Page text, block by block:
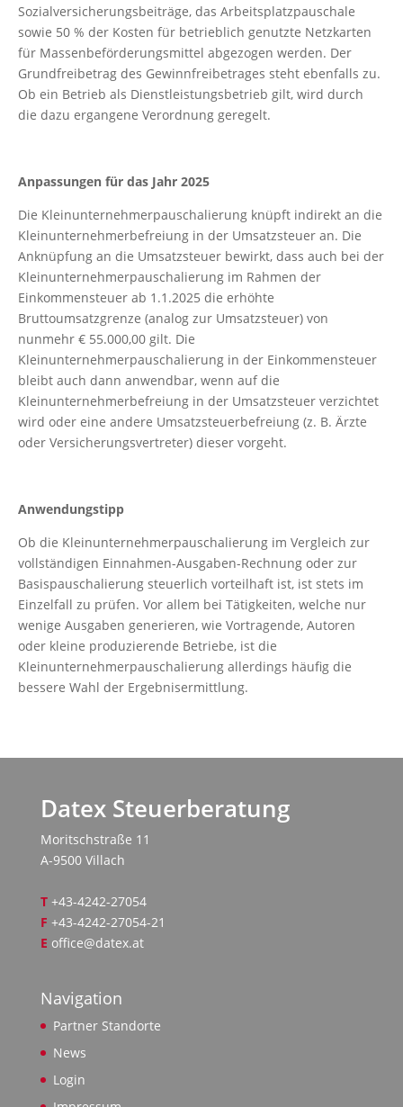
Sozialversicherungsbeiträge, das Arbeitsplatzpauschale
sowie 50 % der Kosten für betrieblich genutzte Netzkarten
für Massenbeförderungsmittel abgezogen werden. Der
Grundfreibetrag des Gewinnfreibetrages steht ebenfalls zu.
Ob ein Betrieb als Dienstleistungsbetrieb gilt, wird durch
die dazu ergangene Verordnung geregelt.
Anpassungen für das Jahr 2025
Die Kleinunternehmerpauschalierung knüpft indirekt an die
Kleinunternehmerbefreiung in der Umsatzsteuer an. Die
Anknüpfung an die Umsatzsteuer bewirkt, dass auch bei der
Kleinunternehmerpauschalierung im Rahmen der
Einkommensteuer ab 1.1.2025 die erhöhte
Bruttoumsatzgrenze (analog zur Umsatzsteuer) von
nunmehr € 55.000,00 gilt. Die
Kleinunternehmerpauschalierung in der Einkommensteuer
bleibt auch dann anwendbar, wenn auf die
Kleinunternehmerbefreiung in der Umsatzsteuer verzichtet
wird oder eine andere Umsatzsteuerbefreiung (z. B. Ärzte
oder Versicherungsvertreter) dieser vorgeht.
Anwendungstipp
Ob die Kleinunternehmerpauschalierung im Vergleich zur
vollständigen Einnahmen-Ausgaben-Rechnung oder zur
Basispauschalierung steuerlich vorteilhaft ist, ist stets im
Einzelfall zu prüfen. Vor allem bei Tätigkeiten, welche nur
wenige Ausgaben generieren, wie Vortragende, Autoren
oder kleine produzierende Betriebe, ist die
Kleinunternehmerpauschalierung allerdings häufig die
bessere Wahl der Ergebnisermittlung.
Datex Steuerberatung
Moritschstraße 11
A-9500 Villach
T+43-4242-27054
F +43-4242-27054-21
E office@datex.at
Navigation
Partner Standorte
News
Login